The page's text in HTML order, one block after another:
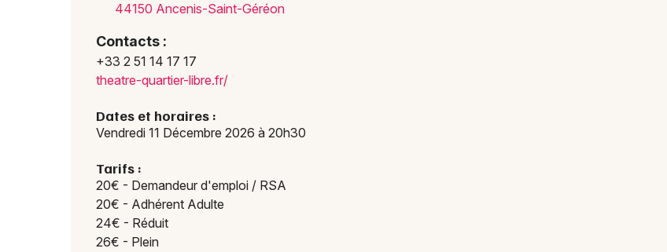
44150 Ancenis-Saint-Géréon
Contacts :
+33 2 51 14 17 17
theatre-quartier-libre.fr/
Dates et horaires :
Vendredi 11 Décembre 2026 à 20h30
Tarifs :
20€ - Demandeur d'emploi / RSA
20€ - Adhérent Adulte
24€ - Réduit
26€ - Plein